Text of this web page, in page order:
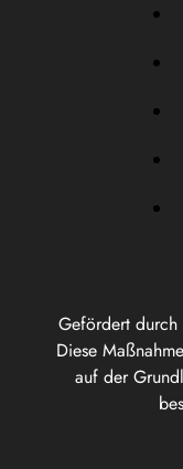
Gefördert durch
Diese
auf der